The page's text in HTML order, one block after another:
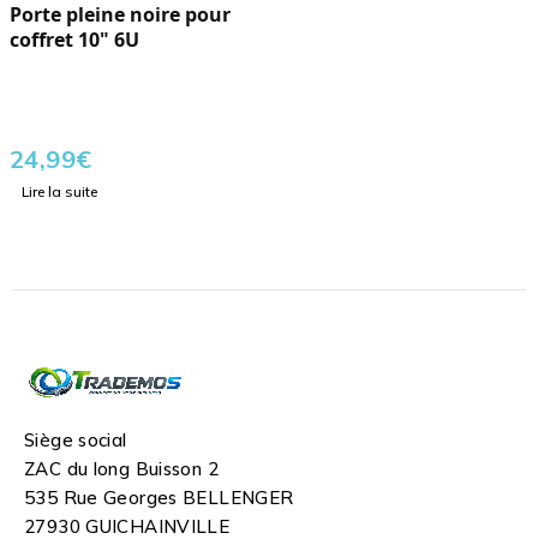
Porte pleine noire pour
coffret 10" 6U
24,99€
Lire la suite
Siège social
ZAC du long Buisson 2
535 Rue Georges BELLENGER
27930 GUICHAINVILLE